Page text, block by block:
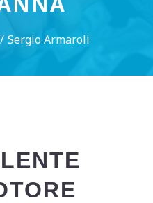
Sergio Armaroli